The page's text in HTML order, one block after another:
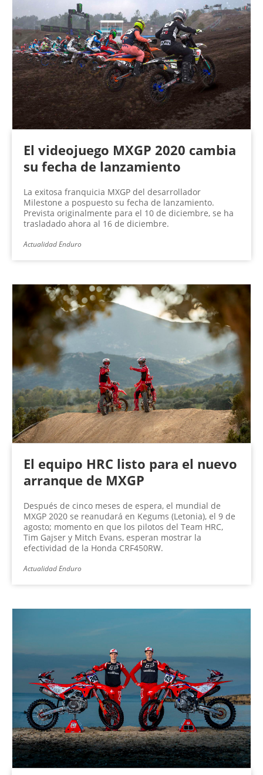
El videojuego MXGP 2020 cambia
su fecha de lanzamiento
La exitosa franquicia MXGP del desarrollador
Milestone a pospuesto su fecha de lanzamiento.
Prevista originalmente para el 10 de diciembre, se ha
trasladado ahora al 16 de diciembre.
Actualidad Enduro
El equipo HRC listo para el nuevo
arranque de MXGP
Después de cinco meses de espera, el mundial de
MXGP 2020 se reanudará en Kegums (Letonia), el 9 de
agosto; momento en que los pilotos del Team HRC,
Tim Gajser y Mitch Evans, esperan mostrar la
efectividad de la Honda CRF450RW.
Actualidad Enduro